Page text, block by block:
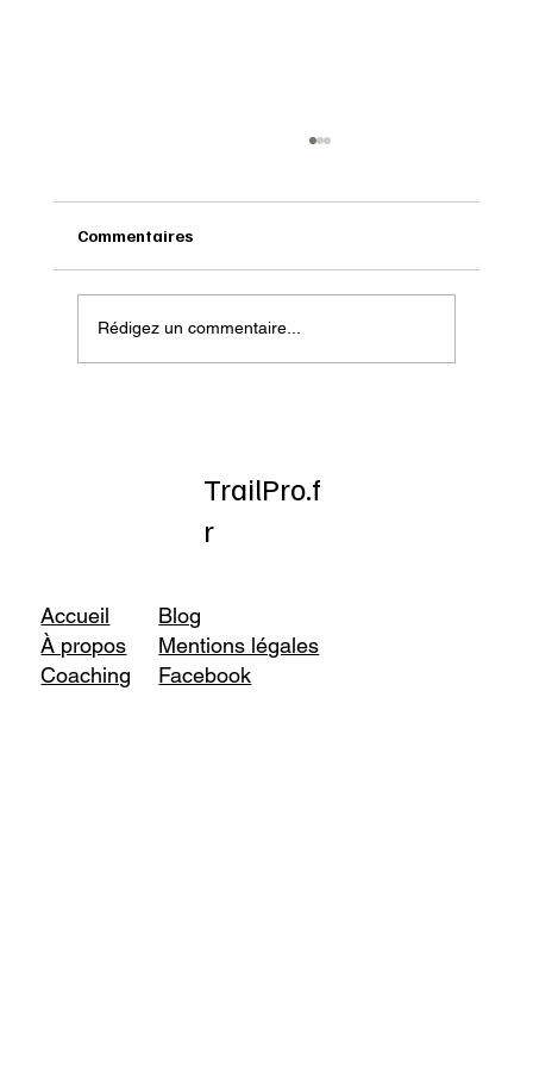
Onatera : Pour affronter l’hiver
Commentaires
Rédigez un commentaire...
TrailPro.f
r
Accueil
À propos
Coaching
Blog
Mentions légales
Facebook